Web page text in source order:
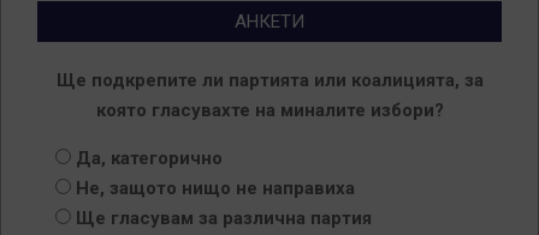
АНКЕТИ
Ще подкрепите ли партията или коалицията, за
която гласувахте на миналите избори?
Да, категорично
Не, защото нищо не направиха
Ще гласувам за различна партия